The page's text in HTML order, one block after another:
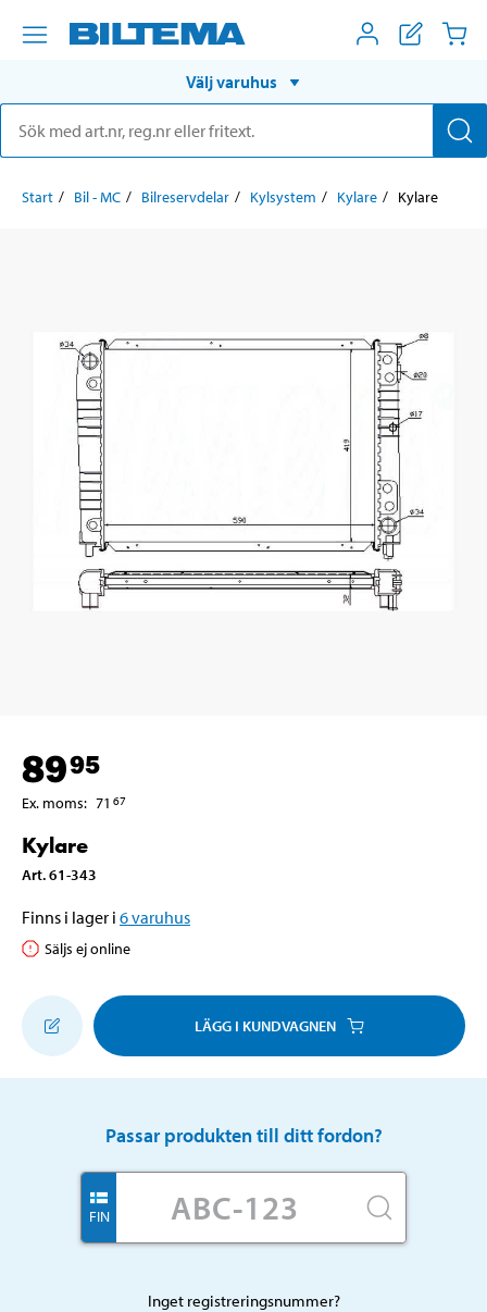
Välj varuhus
Start Bil - MC Bilreservdelar Kylsystem Kylare Kylare
8995
Ex. moms: 71 67
Kylare
Art.61-343
Finns i lager i 6varuhus
Säljs ej online
LÄGG I KUNDVAGNEN
Passar produkten till ditt fordon?
FIN
Inget registreringsnummer?